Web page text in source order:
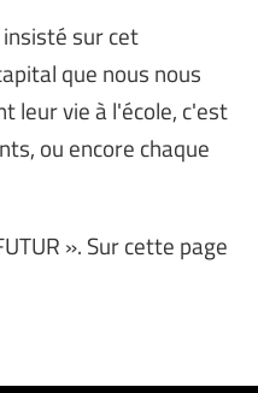
sur cet
que nous nous
leur vie à l'école, c'est
ou encore chaque
». Sur cette page